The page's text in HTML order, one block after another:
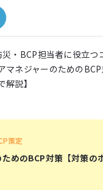
・BCP担当者に役立つ
マネジャーのための
説】
策定
めのBCP対策【対策の